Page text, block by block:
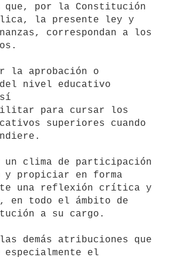
la presente ley y
la aprobación o
nivel educativo
superiores cuando
un clima de participación
y propiciar en forma
en todo el ámbito de
demás atribuciones que
el